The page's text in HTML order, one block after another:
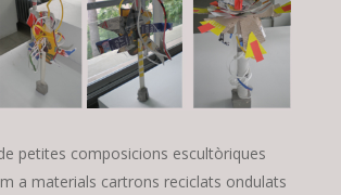
petites composicions escultòriques
a materials cartrons reciclats ondulats